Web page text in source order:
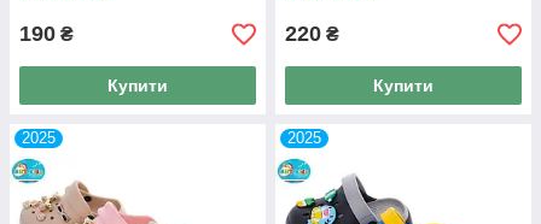
190 ₴
Купити
220 ₴
Купити
2025 2025